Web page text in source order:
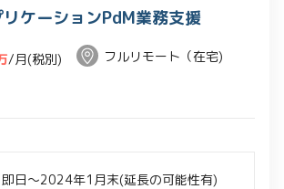
ケーションPdM業務支援
/月(税別)
フルリモート（在宅)
即日～2024年1月末(延長の可能性有)